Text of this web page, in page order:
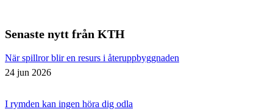
Senaste nytt från KTH
När spillror blir en resurs i återuppbyggnaden
24 jun 2026
I rymden kan ingen höra dig odla